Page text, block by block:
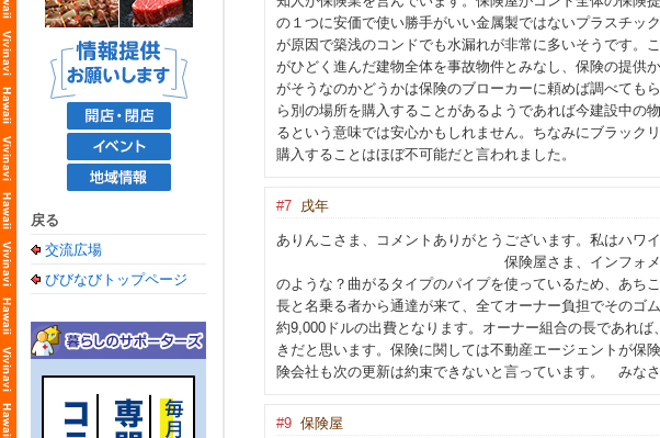
戻る
交流広場
びびなびトップページ
の１つに安価で使い勝手がいい金属製ではないプラスチッ
が原因で築浅のコンドでも水漏れが非常に多いそうです。
がひどく進んだ建物全体を事故物件とみなし、保険の提供
がそうなのかどうかは保険のブローカーに頼めば調べても
ら別の場所を購入することがあるようであれば今建設中の
るという意味では安心かもしれません。ちなみにブラック
購入することはほぼ不可能だと言われました。
#7 戌年
ありんこさま、コメントありがと
保険屋さま、インフォメーションありがと
のような？曲がるタイプのパイプを使っているため、あち
長と名乗る者から通達が来て、全てオーナー負担でそのゴ
約9,000ドルの出費となります。オーナー組合の長であれ
きだと思います。保険に関しては不動産エージェントが保
険会社も次の更新は約束できないと言っています。 みな
#9 保険屋